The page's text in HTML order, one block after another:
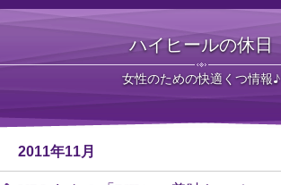
ハイヒールの休日
女性のための快適くつ情報♪
2011年11月